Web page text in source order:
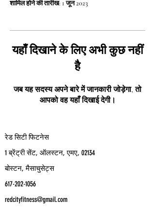
शामिल होने की तारीख: 1 जून 2023
यहाँ दिखाने के लिए अभी कुछ नहीं
है
जब यह सदस्य अपने बारे में जानकारी जोड़ेगा, तो
आपको वह यहाँ दिखाई देगी।
रेड सिटी फिटनेस
1 ब्रेंट्री सेंट, ऑलस्टन, एमए, 02134
बोस्टन, मैसाचुसेट्स
617-202-1056
redcityfitness@gmail.com